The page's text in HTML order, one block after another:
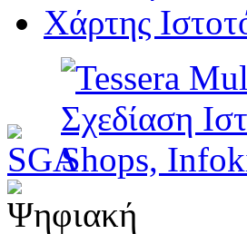
Χάρτης